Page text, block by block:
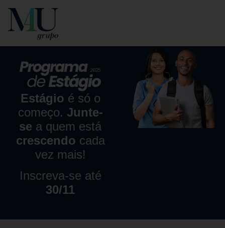
Estágio é só o
começo. Junte-
se a quem está
crescendo cada
vez mais!
Inscreva-se até
30/11